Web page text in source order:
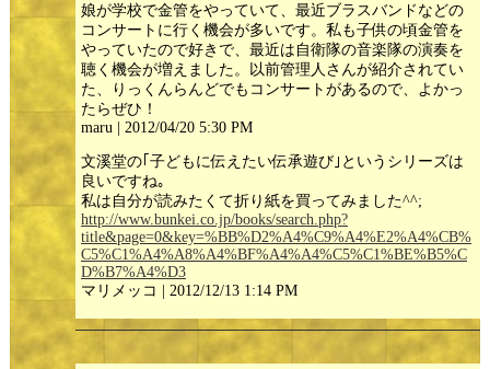
娘が学校で金管をやっていて、最近ブラスバンドなどの
コンサートに行く機会が多いです。私も子供の頃金管を
やっていたので好きで、最近は自衛隊の音楽隊の演奏を
聴く機会が増えました。以前管理人さんが紹介されてい
た、りっくんらんどでもコンサートがあるので、よかっ
たらぜひ！
maru | 2012/04/20 5:30 PM
文溪堂の｢子どもに伝えたい伝承遊び｣というシリーズは
良いですね｡
私は自分が読みたくて折り紙を買ってみました^^;
http://www.bunkei.co.jp/books/search.php?
title&page=0&key=%BB%D2%A4%C9%A4%E2%A4%CB%
C5%C1%A4%A8%A4%BF%A4%A4%C5%C1%BE%B5%C
D%B7%A4%D3
マリメッコ | 2012/12/13 1:14 PM